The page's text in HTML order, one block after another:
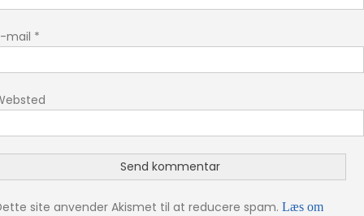
mail *
site anvender Akismet til at reducere spam. Læs om